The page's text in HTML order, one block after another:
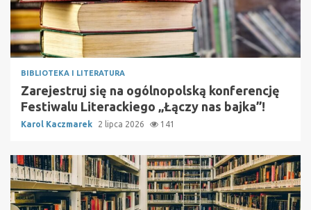
BIBLIOTEKA I LITERATURA
Zarejestruj się na ogólnopolską konferencję
Festiwalu Literackiego „Łączy nas bajka”!
Karol Kaczmarek 2 lipca 2026 141